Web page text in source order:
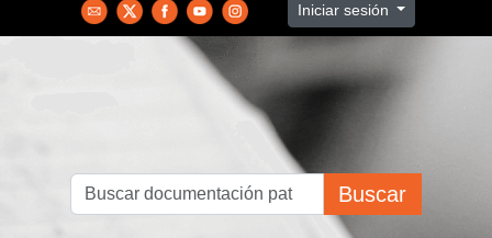
Iniciar sesión
Buscar